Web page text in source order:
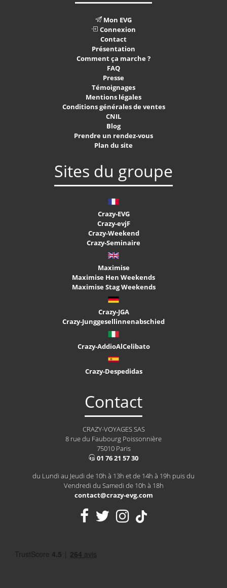
Mon EVG
Connexion
Contact
Présentation
Comment ça marche ?
FAQ
Presse
Témoignages
Mentions légales
Conditions générales de ventes
CNIL
Blog
Prendre un rendez-vous
Plan du site
Sites du groupe
Crazy-EVG
Crazy-evjF
Crazy-Weekend
Crazy-Seminaire
Maximise
Maximise Hen Weekends
Maximise Stag Weekends
Crazy-JGA
Crazy-Junggesellinnenabschied
Crazy-AddioAlCelibato
Crazy-Despedidas
Contact
CRAZY-VOYAGES SAS
8 rue du Faubourg Poissonnière
75010 Paris
01 76 21 57 30
du Lundi au Jeudi de 10h à 13h et de 14h à 19h puis du
Vendredi du Samedi de 10h à 18h
contact@crazy-evg.com